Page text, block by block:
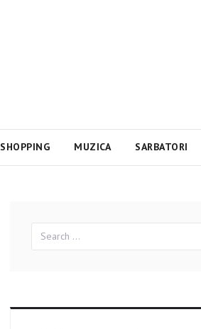
SHOPPING MUZICA SARBATORI
for: